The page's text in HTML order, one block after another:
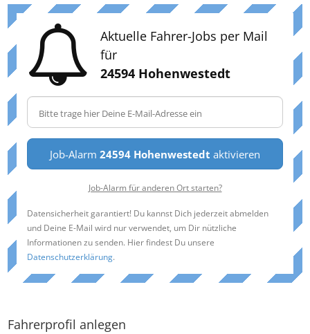
Aktuelle Fahrer-Jobs per Mail
für
24594 Hohenwestedt
Job-Alarm 24594 Hohenwestedt aktivieren
Job-Alarm für anderen Ort starten?
Datensicherheit garantiert! Du kannst Dich jederzeit abmelden
und Deine E-Mail wird nur verwendet, um Dir nützliche
Informationen zu senden. Hier findest Du unsere
Datenschutzerklärung.
Fahrerprofil anlegen